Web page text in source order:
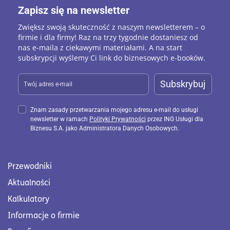
formami opodatkowania, zwłaszcza w kontekście
umów B2B. Przedstawiamy też szczegóły
funkcjonowania podatków opartych na zasadach
ogólnych, systemie ryczałtu oraz podatku
liniowego, przy uwzględnieniu aktualnych
progów podatkowych.
Nasze artykuły są oparte na najnowszych
przepisach podatkowych oraz doświadczeniach
ekspertów, ponieważ chcemy dostarczyć
przedsiębiorcom pomocne informacje w zakresie
rozliczania podatków, które wynikają z
codziennego prowadzenia działalności
podatek VAT od prezentów pracowniczych, czy
też proces amortyzacji samochodu służbowego.
Przewodniki
Aktualności
Kalkulatory
Informacje o firmie
Zapisz się na newsletter
Zwiększ swoją skuteczność z naszym newsletterem – o
firmie i dla firmy! Raz na trzy tygodnie dostaniesz od
nas e-maila z ciekawymi materiałami. A na start
subskrypcji wyślemy Ci link do biznesowych e-booków.
Subskrybuj
Znam zasady przetwarzania mojego adresu e-mail do usługi
newsletter w ramach Polityki Prywatności przez ING Usługi dla
Biznesu S.A. jako Administratora Danych Osobowych.